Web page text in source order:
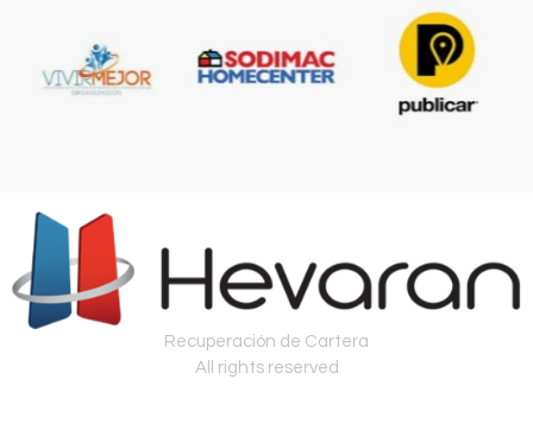
Recuperación de Cartera
All rights reserved